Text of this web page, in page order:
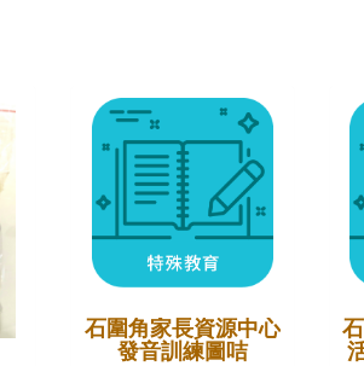
石圍角家長資源中心
發音訓練圖咭